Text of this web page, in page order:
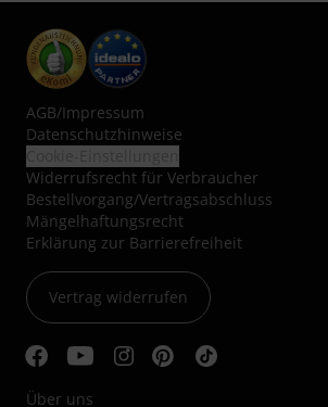
AGB/Impressum
Datenschutzhinweise
Widerrufsrecht für Verbraucher
Bestellvorgang/Vertragsabschluss
Mängelhaftungsrecht
Erklärung zur Barrierefreiheit
Vertrag widerrufen
Über uns